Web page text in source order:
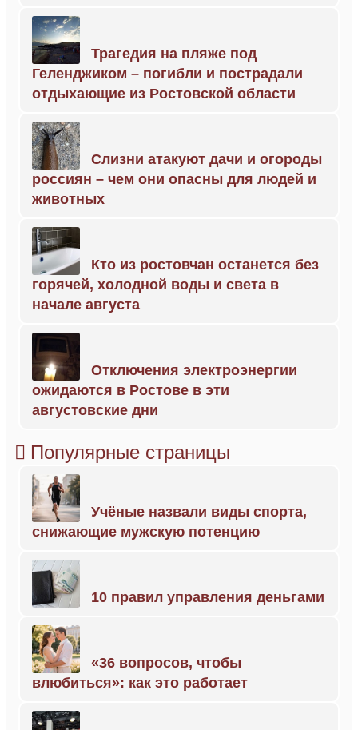
Трагедия на пляже под
Геленджиком – погибли и пострадали
отдыхающие из Ростовской области
Слизни атакуют дачи и огороды
россиян – чем они опасны для людей и
животных
Кто из ростовчан останется без
горячей, холодной воды и света в
начале августа
Отключения электроэнергии
ожидаются в Ростове в эти
августовские дни
Популярные страницы
Учёные назвали виды спорта,
снижающие мужскую потенцию
10 правил управления деньгами
«36 вопросов, чтобы
влюбиться»: как это работает